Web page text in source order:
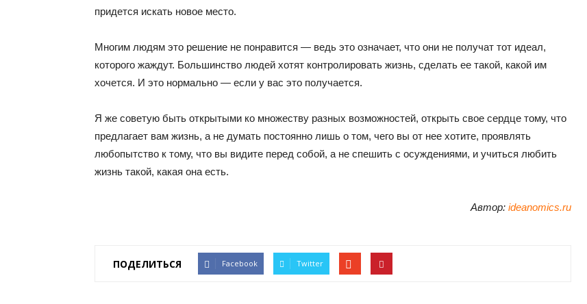
придется искать новое место.
Многим людям это решение не понравится — ведь это означает, что они не получат тот идеал,
которого жаждут. Большинство людей хотят контролировать жизнь, сделать ее такой, какой им
хочется. И это нормально — если у вас это получается.
Я же советую быть открытыми ко множеству разных возможностей, открыть свое сердце тому, что
предлагает вам жизнь, а не думать постоянно лишь о том, чего вы от нее хотите, проявлять
любопытство к тому, что вы видите перед собой, а не спешить с осуждениями, и учиться любить
жизнь такой, какая она есть.
Автор: ideanomics.ru
ПОДЕЛИТЬСЯ Facebook Twitter